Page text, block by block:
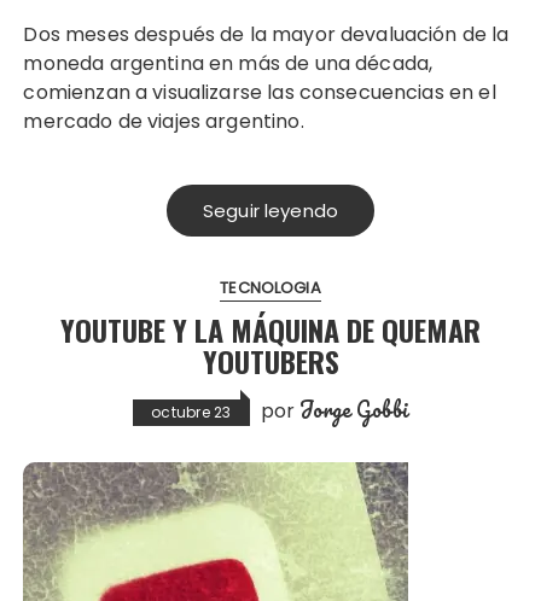
Dos meses después de la mayor devaluación de la
moneda argentina en más de una década,
comienzan a visualizarse las consecuencias en el
mercado de viajes argentino.
Seguir leyendo
TECNOLOGIA
YOUTUBE Y LA MÁQUINA DE QUEMAR
YOUTUBERS
octubre 23 por Jorge Gobbi